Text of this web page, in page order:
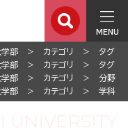
MENU
学部 カテゴリ
タグ
学部 カテゴリ
タグ
学部 カテゴリ
分野
学部 カテゴリ 学科